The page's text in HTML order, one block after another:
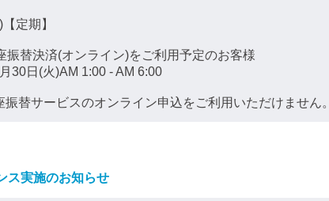
定期】
振替決済(オンライン)をご利用予定のお客様
30日(火)AM 1:00 - AM 6:00
替サービスのオンライン申込をご利用いただけません。
ス実施のお知らせ